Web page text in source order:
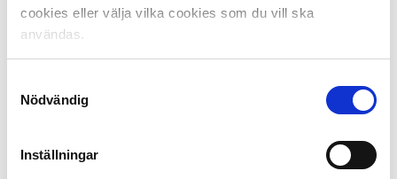
cookies eller välja vilka cookies som du vill ska
användas.
Nödvändig
Inställningar
Superettan:
2. Erik Lindell, Degerfors IF 7